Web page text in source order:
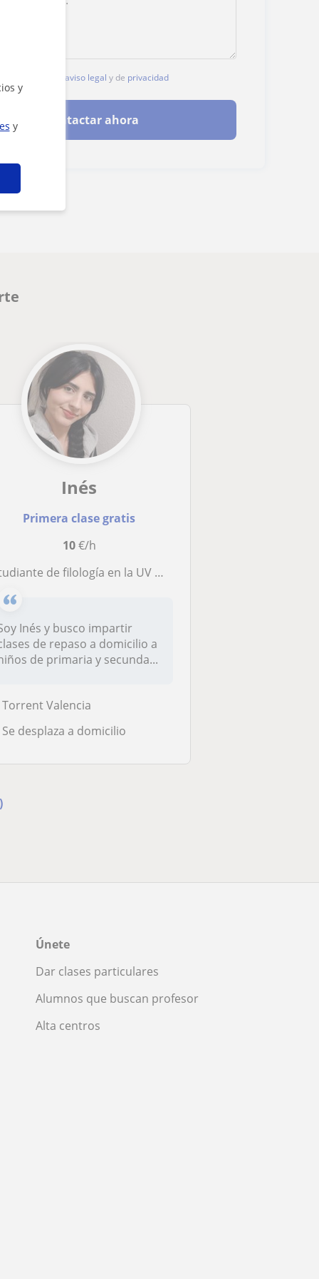
y
y
aviso legal y de privacidad
Contactar ahora
Inés
Primera clase gratis
10€/h
de filología en la UV muy motivada y paciente busca dar clases particulares a niños de primaria
Inés y busco impartir
de repaso a domicilio a
de primaria y secunda...
Torrent Valencia
Se desplaza a domicilio
Únete
Dar clases particulares
Alumnos que buscan profesor
Alta centros